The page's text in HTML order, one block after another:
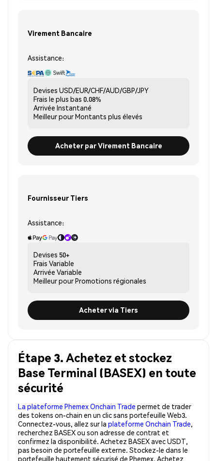
Virement Bancaire
Assistance:
Devises USD/EUR/CHF/AUD/GBP/JPY
Frais le plus bas 0.08%
Arrivée Instantané
Meilleur pourMontants plus élevés
Acheter par Virement Bancaire
Fournisseur Tiers
Assistance:
Devises 50+
Frais Variable
Arrivée Variable
Meilleur pourPromotions régionales
Acheter via Tiers
Étape 3. Achetez et stockez
Base Terminal (BASEX) en toute
sécurité
La plateforme Phemex Onchain Trade permet de trader
des tokens on-chain en un clic sans portefeuille Web3.
Connectez-vous, allez sur la plateforme Onchain Trade,
recherchez BASEX ou son adresse de contrat et
confirmez la disponibilité. Achetez BASEX avec USDT,
pas besoin de portefeuille externe. Stockez-le dans le
portefeuille hautement sécurisé de Phemex. Achetez